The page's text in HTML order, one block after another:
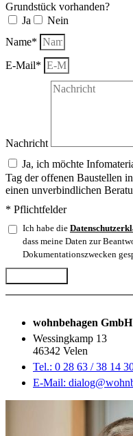
Grundstück vorhanden?
Ja
Nein
Name*
E-Mail*
Nachricht
Ja, ich möchte
Tag der offenen Baustellen
einen unverbindlichen
* Pflichtfelder
Ich habe die
dass meine Daten zur
Dokumentationszwecken
wohnbehagen
Wessingkamp 13
46342 Velen
Tel.: 0 28 63 / 38 14
E-Mail: